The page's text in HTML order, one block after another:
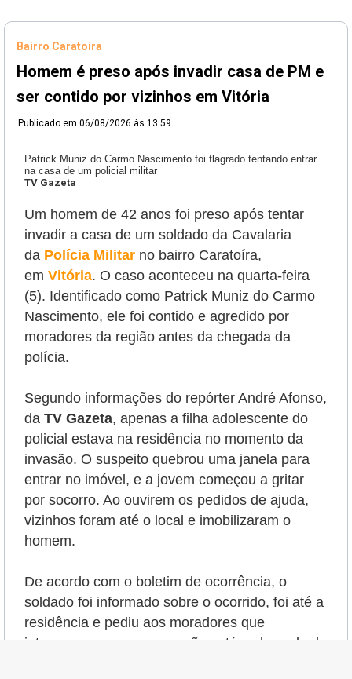
Bairro Caratoíra
Homem é preso após invadir casa de PM e
ser contido por vizinhos em Vitória
Publicado em 06/08/2026 às 13:59
Patrick Muniz do Carmo Nascimento foi flagrado tentando entrar
na casa de um policial militar
TV Gazeta
Um homem de 42 anos foi preso após tentar
invadir a casa de um soldado da Cavalaria
da Polícia Militar no bairro Caratoíra,
em Vitória. O caso aconteceu na quarta-feira
(5). Identificado como Patrick Muniz do Carmo
Nascimento, ele foi contido e agredido por
moradores da região antes da chegada da
polícia.
Segundo informações do repórter André Afonso,
da TV Gazeta, apenas a filha adolescente do
policial estava na residência no momento da
invasão. O suspeito quebrou uma janela para
entrar no imóvel, e a jovem começou a gritar
por socorro. Ao ouvirem os pedidos de ajuda,
vizinhos foram até o local e imobilizaram o
homem.
De acordo com o boletim de ocorrência, o
soldado foi informado sobre o ocorrido, foi até a
residência e pediu aos moradores que
interrompessem as agressões até a chegada de